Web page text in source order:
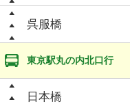
呉服橋
東京駅丸の内北口行
日本橋